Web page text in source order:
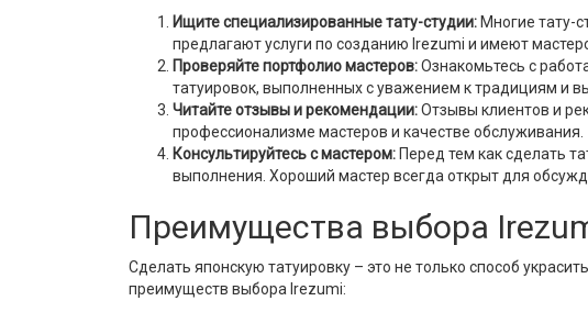
Ищите специализированные тату-студии: Многие тату-
предлагают услуги по созданию Irezumi и имеют
Проверяйте портфолио мастеров:Ознакомьтесь с
татуировок, выполненных с уважением к традициям и
Читайте отзывы и рекомендации:Отзывы клиентов и
профессионализме мастеров и качестве обслуживания.
Консультируйтесь с мастером: Перед тем как сделать
выполнения. Хороший мастер всегда открыт для
Преимущества выбора
Сделать японскую татуировку – это не только способ
преимуществ выбора Irezumi: